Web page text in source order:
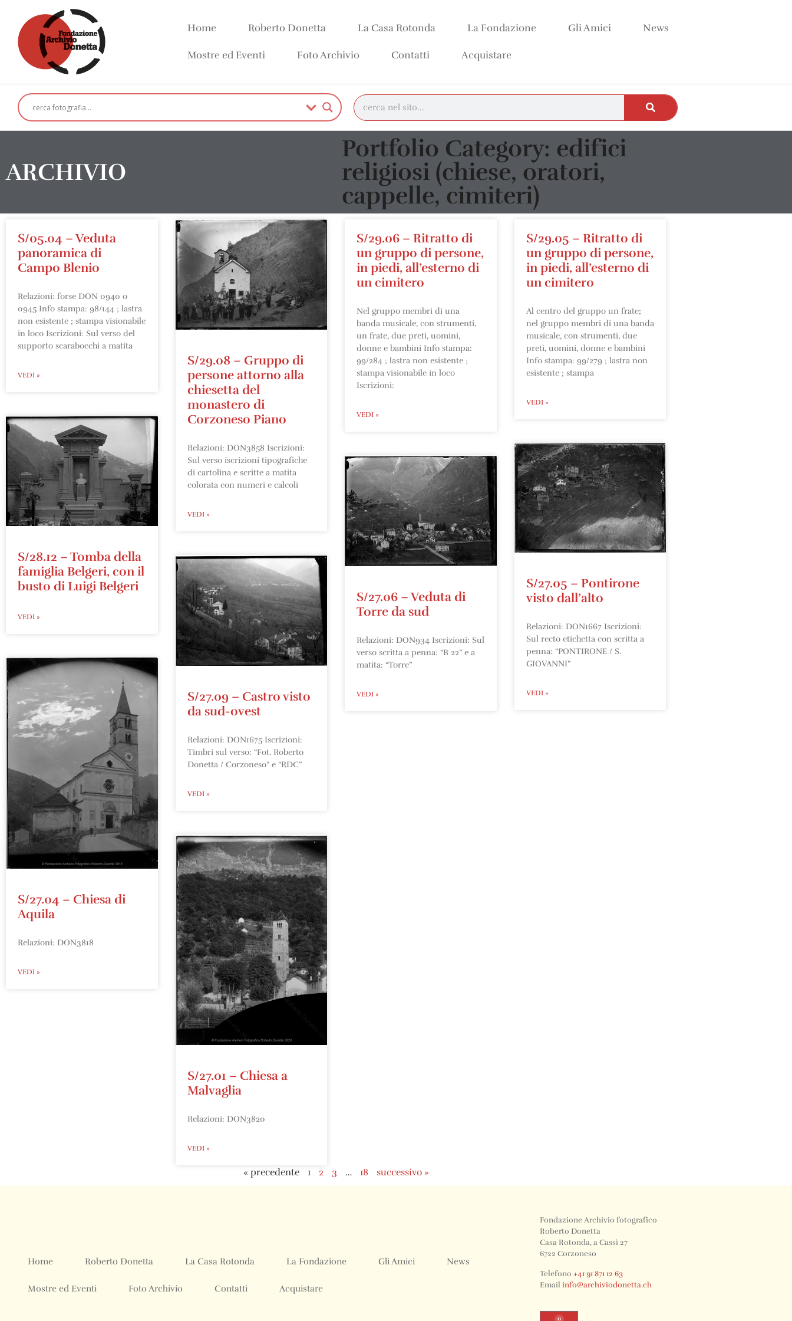
Home Roberto Donetta La Casa Rotonda La Fondazione Gli Amici News
Mostre ed Eventi Foto Archivio Contatti Acquistare
ARCHIVIO
Portfolio Category: edifici
religiosi (chiese, oratori,
cappelle, cimiteri)
S/05.04 – Veduta
panoramica di
Campo Blenio
Relazioni: forse DON 0940 o
0945 Info stampa: 98/144 ; lastra
non esistente ; stampa visionabile
in loco Iscrizioni: Sul verso del
supporto scarabocchi a matita
VEDI »
S/29.08 – Gruppo di
persone attorno alla
chiesetta del
monastero di
Corzoneso Piano
Relazioni: DON3858 Iscrizioni:
Sul verso iscrizioni tipografiche
di cartolina e scritte a matita
colorata con numeri e calcoli
VEDI »
S/29.06 – Ritratto di
un gruppo di persone,
in piedi, all’esterno di
un cimitero
Nel gruppo membri di una
banda musicale, con strumenti,
un frate, due preti, uomini,
donne e bambini Info stampa:
99/284 ; lastra non esistente ;
stampa visionabile in loco
Iscrizioni:
VEDI »
S/29.05 – Ritratto di
un gruppo di persone,
in piedi, all’esterno di
un cimitero
Al centro del gruppo un frate;
nel gruppo membri di una banda
musicale, con strumenti, due
preti, uomini, donne e bambini
Info stampa: 99/279 ; lastra non
esistente ; stampa
VEDI »
S/28.12 – Tomba della
famiglia Belgeri, con il
busto di Luigi Belgeri
VEDI »
S/27.09 – Castro visto
da sud-ovest
Relazioni: DON1675 Iscrizioni:
Timbri sul verso: “Fot. Roberto
Donetta / Corzoneso” e “RDC”
VEDI »
S/27.06 – Veduta di
Torre da sud
Relazioni: DON934 Iscrizioni: Sul
verso scritta a penna: “B 22” e a
matita: “Torre”
VEDI »
S/27.05 – Pontirone
visto dall’alto
Relazioni: DON1667 Iscrizioni:
Sul recto etichetta con scritta a
penna: “PONTIRONE / S.
GIOVANNI”
VEDI »
S/27.04 – Chiesa di
Aquila
Relazioni: DON3818
VEDI »
S/27.01 – Chiesa a
Malvaglia
Relazioni: DON3820
VEDI »
« precedente 1 2 3 … 18 successivo »
Home Roberto Donetta La Casa Rotonda La Fondazione Gli Amici News
Mostre ed Eventi Foto Archivio Contatti Acquistare
Fondazione Archivio fotografico
Roberto Donetta
Casa Rotonda, a Cassì 27
6722 Corzoneso
Telefono +41 91 871 12 63
Email info@archiviodonetta.ch
0